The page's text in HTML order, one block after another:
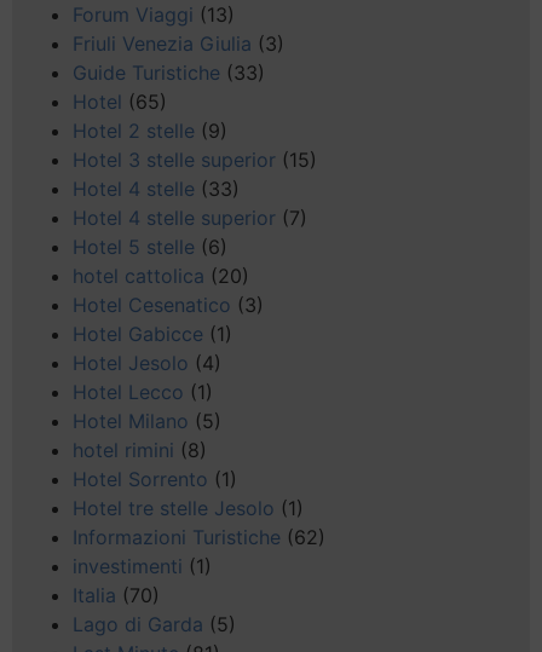
Forum Viaggi (13)
Friuli Venezia Giulia (3)
Guide Turistiche (33)
Hotel (65)
Hotel 2 stelle (9)
Hotel 3 stelle superior (15)
Hotel 4 stelle (33)
Hotel 4 stelle superior (7)
Hotel 5 stelle (6)
hotel cattolica (20)
Hotel Cesenatico (3)
Hotel Gabicce (1)
Hotel Jesolo (4)
Hotel Lecco (1)
Hotel Milano (5)
hotel rimini (8)
Hotel Sorrento (1)
Hotel tre stelle Jesolo (1)
Informazioni Turistiche (62)
investimenti (1)
Italia (70)
Lago di Garda (5)